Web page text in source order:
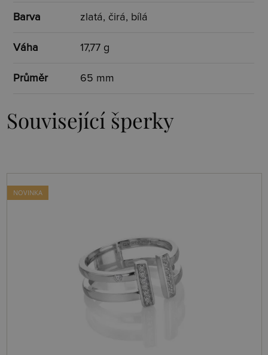
Barva zlatá, čirá, bílá
Váha 17,77 g
Průměr 65 mm
Související šperky
NOVINKA